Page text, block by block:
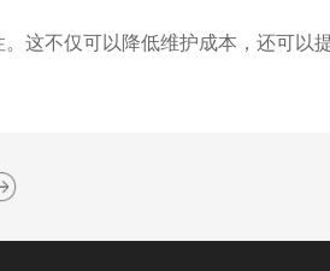
不仅可以降低维护成本，还可以提